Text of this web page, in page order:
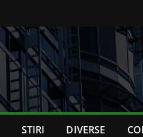
STIRI DIVERSE